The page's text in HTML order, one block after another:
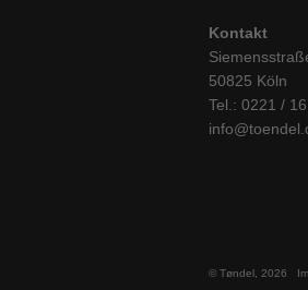
Kontakt
50825 Köln
Tel.: 0221 /
© Tøndel, 2026